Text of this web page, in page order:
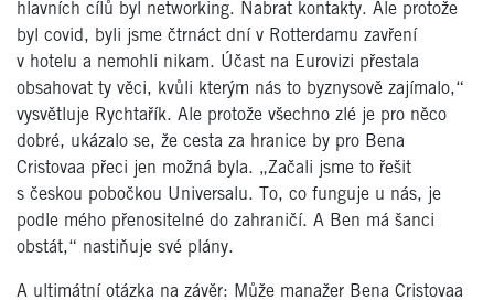
hlavních cílů byl networking. Nabrat kontakty. Ale protože
byl covid, byli jsme čtrnáct dní v Rotterdamu zavření
v hotelu a nemohli nikam. Účast na Eurovizi přestala
obsahovat ty věci, kvůli kterým nás to byznysově zajímalo,“
vysvětluje Rychtařík. Ale protože všechno zlé je pro něco
dobré, ukázalo se, že cesta za hranice by pro Bena
Cristovaa přeci jen možná byla. „Začali jsme to řešit
s českou pobočkou Universalu. To, co funguje u nás, je
podle mého přenositelné do zahraničí. A Ben má šanci
obstát,“ nastiňuje své plány.
A ultimátní otázka na závěr: Může manažer Bena Cristovaa